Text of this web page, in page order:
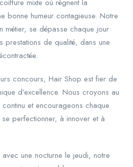
mixte où règnent la
bonne humeur contagieuse. Notre
métier, se dépasse chaque jour
de qualité, dans une
concours, Hair Shop est fier de
d’excellence. Nous croyons au
et encourageons chaque
perfectionner, à innover et à
une nocturne le jeudi, notre